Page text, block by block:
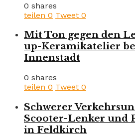
0 shares
teilen 0 Tweet 0
Mit Ton gegen den
up-Keramikatelier
Innenstadt
0 shares
teilen 0 Tweet 0
Schwerer
Scooter-Lenker und
in Feldkirch